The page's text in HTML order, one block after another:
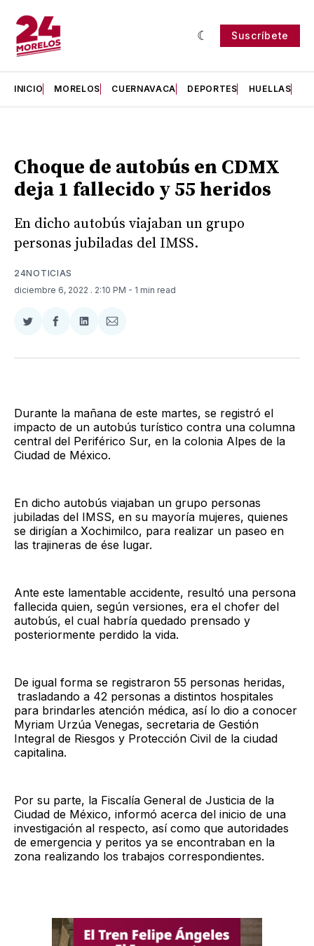
Suscríbete
INICIO MORELOS CUERNAVACA DEPORTES HUELLAS
Choque de autobús en CDMX
deja 1 fallecido y 55 heridos
En dicho autobús viajaban un grupo
personas jubiladas del IMSS.
24NOTICIAS
diciembre 6, 2022 . 2:10 PM - 1 min read
Compartir
Twitter
Compartir
Facebook
Compartir
LinkedIn
Compartir
Email
Durante la mañana de este martes, se registró el
impacto de un autobús turístico contra una columna
central del Periférico Sur, en la colonia Alpes de la
Ciudad de México.
En dicho autobús viajaban un grupo personas
jubiladas del IMSS, en su mayoría mujeres, quienes
se dirigían a Xochimilco, para realizar un paseo en
las trajineras de ése lugar.
Ante este lamentable accidente, resultó una persona
fallecida quien, según versiones, era el chofer del
autobús, el cual habría quedado prensado y
posteriormente perdido la vida.
De igual forma se registraron 55 personas heridas,
trasladando a 42 personas a distintos hospitales
para brindarles atención médica, así lo dio a conocer
Myriam Urzúa Venegas, secretaria de Gestión
Integral de Riesgos y Protección Civil de la ciudad
capitalina.
Por su parte, la Fiscalía General de Justicia de la
Ciudad de México, informó acerca del inicio de una
investigación al respecto, así como que autoridades
de emergencia y peritos ya se encontraban en la
zona realizando los trabajos correspondientes.